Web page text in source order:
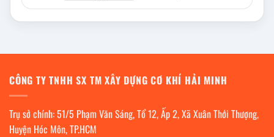
CÔNG TY TNHH SX TM XÂY DỰNG CƠ KHÍ HẢI MINH
Trụ sở chính: 51/5 Phạm Văn Sáng, Tổ 12, Ấp 2, Xã Xuân Thới Thượng,
Huyện Hóc Môn, TP.HCM